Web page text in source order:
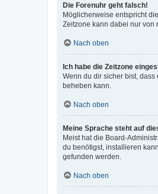
Die Forenuhr geht falsch!
Möglicherweise entspricht
Zeitzone kann dabei nur von
Nach oben
Ich habe die Zeitzone
Wenn du dir sicher bist,
beheben kann.
Nach oben
Meine Sprache steht auf
Meist hat die Board-
du benötigst, installieren
gefunden werden.
Nach oben